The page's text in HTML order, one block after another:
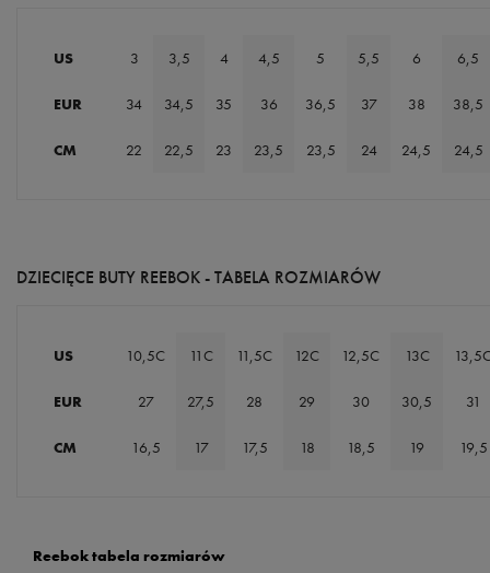
US 3 3,5 4 4,5 5 5,5 6 6,5
EUR 34 34,5 35 36 36,5 37 38 38,5
CM 22 22,5 23 23,5 23,5 24 24,5 24,5
DZIECIĘCE BUTY REEBOK - TABELA ROZMIARÓW
US 10,5C 11C 11,5C 12C 12,5C 13C
EUR 27 27,5 28 29 30 30,5 31
CM 16,5 17 17,5 18 18,5 19 19,5
Reebok tabela rozmiarów